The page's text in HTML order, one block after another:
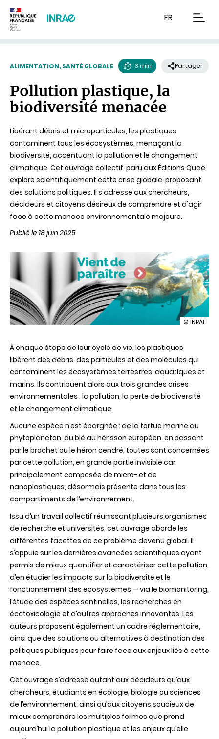
FR
ALIMENTATION, SANTÉ GLOBALE
de
lecture
3 min Partager
Pollution plastique, la
biodiversité menacée
Libérant débris et microparticules, les plastiques
contaminent tous les écosystèmes, menaçant la
biodiversité, accentuant la pollution et le changement
climatique. Cet ouvrage collectif, paru aux Éditions Quae,
explore scientifiquement cette crise globale, proposant
des solutions politiques. Il s'adresse aux chercheurs,
décideurs et citoyens désireux de comprendre et d'agir
face à cette menace environnementale majeure.
Publié le 18 juin 2025
illustration
menacée
© INRAE
À chaque étape de leur cycle de vie, les plastiques
libèrent des débris, des particules et des molécules qui
contaminent les écosystèmes terrestres, aquatiques et
marins. Ils contribuent alors aux trois grandes crises
environnementales : la pollution, la perte de biodiversité
et le changement climatique.
Aucune espèce n’est épargnée : de la tortue marine au
phytoplancton, du blé au hérisson européen, en passant
par le brochet ou le héron cendré, toutes sont concernées
par cette pollution, en grande partie invisible car
principalement composée de micro- et de
nanoplastiques, désormais présente dans tous les
compartiments de l’environnement.
Issu d’un travail collectif réunissant plusieurs organismes
de recherche et universités, cet ouvrage aborde les
différentes facettes de ce problème devenu global. Il
s’appuie sur les dernières avancées scientifiques ayant
permis de mieux quantifier et caractériser cette pollution,
d’en étudier les impacts sur la biodiversité et le
fonctionnement des écosystèmes — via le biomonitoring,
l’étude des espèces sentinelles, les recherches en
écotoxicologie et d’autres approches innovantes. Les
auteurs proposent également un cadre réglementaire,
ainsi que des solutions ou alternatives à destination des
politiques publiques pour faire face aux enjeux liés à cette
menace.
Cet ouvrage s’adresse autant aux décideurs qu’aux
chercheurs, étudiants en écologie, biologie ou sciences
de l’environnement, ainsi qu’aux citoyens soucieux de
mieux comprendre les multiples formes que prend
aujourd’hui la pollution plastique et les enjeux qu’elle